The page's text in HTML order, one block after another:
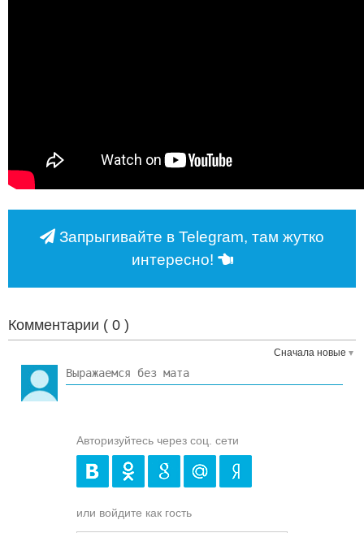
Запрыгивайте в Telegram, там жутко
интересно!
Комментарии ( 0 )
Сначала новые
Авторизуйтесь через соц. сети
или войдите как гость